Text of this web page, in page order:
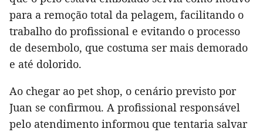
para a remoção total da pelagem, facilitando o
trabalho do profissional e evitando o processo
de desembolo, que costuma ser mais demorado
e até dolorido.
Ao chegar ao pet shop, o cenário previsto por
Juan se confirmou. A profissional responsável
pelo atendimento informou que tentaria salvar